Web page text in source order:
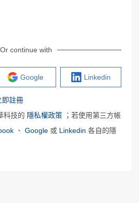
Or continue with
Google Linkedin
即註冊
科技的 隱私權政策 ；若使用第三方帳
、 Google 或 Linkedin 各自的隱